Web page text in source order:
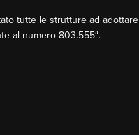
tutte le strutture ad adottare
al numero 803.555″.